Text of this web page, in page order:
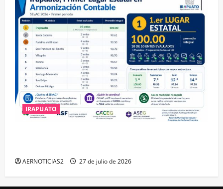
IRAPUATO
AERNOTICIAS2 27 de julio de 2026